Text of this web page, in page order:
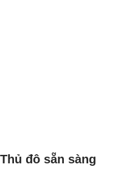
đô sẵn sàng